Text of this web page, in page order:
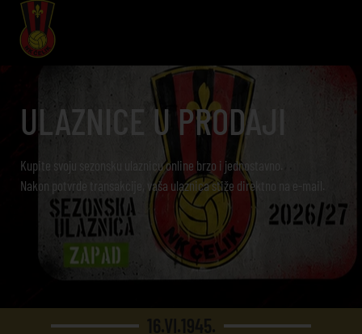
ULAZNICE U PRODAJI
Kupite svoju sezonsku ulaznicu online brzo i jednostavno.
Nakon potvrde transakcije, vaša ulaznica stiže direktno na e-mail.